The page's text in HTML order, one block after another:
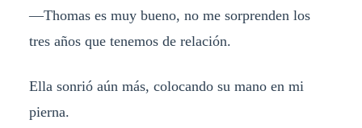
—Thomas es muy bueno, no me sorprenden los
tres años que tenemos de relación.
Ella sonrió aún más, colocando su mano en mi
pierna.